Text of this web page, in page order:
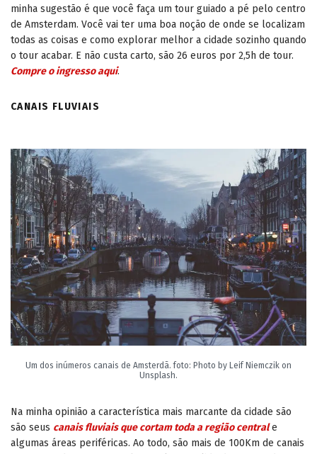
minha sugestão é que você faça um tour guiado a pé pelo centro
de Amsterdam. Você vai ter uma boa noção de onde se localizam
todas as coisas e como explorar melhor a cidade sozinho quando
o tour acabar. E não custa carto, são 26 euros por 2,5h de tour.
Compre o ingresso aqui.
CANAIS FLUVIAIS
Um dos inúmeros canais de Amsterdã. foto: Photo by Leif Niemczik on
Unsplash.
Na minha opinião a característica mais marcante da cidade são
são seus canais fluviais que cortam toda a região centrale
algumas áreas periféricas. Ao todo, são mais de 100Km de canais